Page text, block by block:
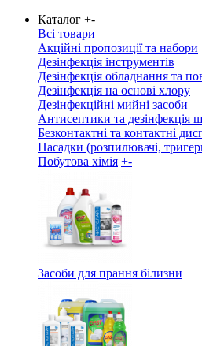
Каталог +-
Всі товари
Акційні пропозиції та набори
Дезінфекція інструментів
Дезінфекція обладнання та
Дезінфекція на основі хлору
Дезінфекційні мийні засоби
Антисептики та дезінфекція
Безконтактні та контактні
Насадки (розпилювачі,
Побутова хімія +-
Засоби для прання білизни